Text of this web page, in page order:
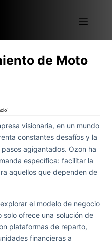
de Moto
visionaria, en un mundo
constantes desafíos y la
agigantados. Ozon ha
específica: facilitar la
aquellos que dependen de
el modelo de negocio
ofrece una solución de
plataformas de reparto,
financieras a